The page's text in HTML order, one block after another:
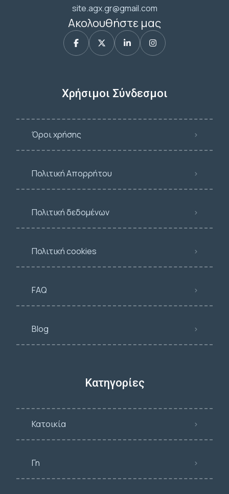
site.agx.gr@gmail.com
Ακολουθήστε μας
Χρήσιμοι Σύνδεσμοι
Όροι χρήσης
Πολιτική Απορρήτου
Πολιτική δεδομένων
Πολιτική cookies
FAQ
Blog
Κατηγορίες
Κατοικία
Γη